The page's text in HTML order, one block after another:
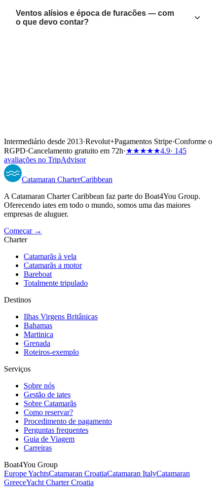
Ventos alísios e época de furacões — com
o que devo contar?
Intermediário desde 2013·Revolut+Pagamentos Stripe·Conforme o
RGPD·Cancelamento gratuito em 72h·★★★★★4.9· 145
avaliações no TripAdvisor
Catamaran CharterCaribbean
A Catamaran Charter Caribbean faz parte do Boat4You Group.
Oferecendo iates em todo o mundo, somos uma das maiores
empresas de aluguer.
Começar →
Charter
Catamarãs à vela
Catamarãs a motor
Bareboat
Totalmente tripulado
Destinos
Ilhas Virgens Britânicas
Bahamas
Martinica
Grenada
Roteiros-exemplo
Serviços
Sobre nós
Gestão de iates
Sobre Catamarãs
Como reservar?
Procedimento de pagamento
Perguntas frequentes
Guia de Viagem
Carreiras
Boat4You Group
Europe YachtsCatamaran CroatiaCatamaran ItalyCatamaran
GreeceYacht Charter Croatia